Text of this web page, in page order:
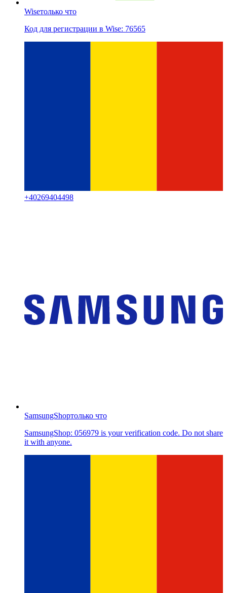
Wiseтолько что
Код для регистрации в Wise: 76565
+40269404498
SamsungShopтолько что
SamsungShop: 056979 is your verification code. Do not share
it with anyone.